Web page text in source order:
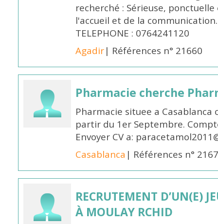
recherché : Sérieuse,
l'accueil et de la
TELEPHONE : 0764241120
Agadir| Références n° 21660
Pharmacie cherche
Pharmacie situee a
partir du 1er Septembre.
Envoyer CV a:
Casablanca | Références n°
RECRUTEMENT D’UN(E)
À MOULAY RCHID